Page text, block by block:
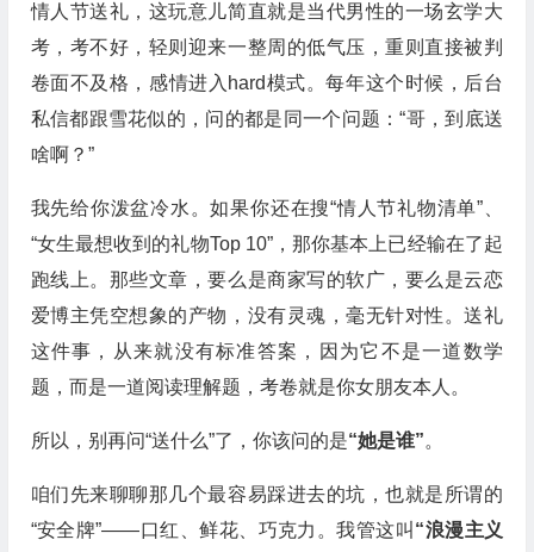
情人节送礼，这玩意儿简直就是当代男性的一场玄学大
考，考不好，轻则迎来一整周的低气压，重则直接被判
卷面不及格，感情进入hard模式。每年这个时候，后台
私信都跟雪花似的，问的都是同一个问题：“哥，到底送
啥啊？”
我先给你泼盆冷水。如果你还在搜“情人节礼物清单”、
“女生最想收到的礼物Top 10”，那你基本上已经输在了起
跑线上。那些文章，要么是商家写的软广，要么是云恋
爱博主凭空想象的产物，没有灵魂，毫无针对性。送礼
这件事，从来就没有标准答案，因为它不是一道数学
题，而是一道阅读理解题，考卷就是你女朋友本人。
所以，别再问“送什么”了，你该问的是“她是谁”。
咱们先来聊聊那几个最容易踩进去的坑，也就是所谓的
“安全牌”——口红、鲜花、巧克力。我管这叫 “浪漫主义